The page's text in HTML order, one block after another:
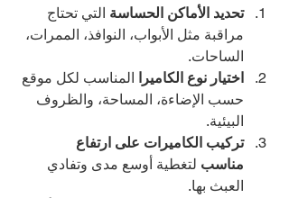
تحديد الأماكن الحساسة التي تحتاج
مراقبة مثل الأبواب، النوافذ، الممرات،
الساحات.
اختيار نوع الكاميرا المناسب لكل موقع
حسب الإضاءة، المساحة، والظروف
البيئية.
تركيب الكاميرات على ارتفاع
مناسب لتغطية أوسع مدى وتفادي
العبث بها.